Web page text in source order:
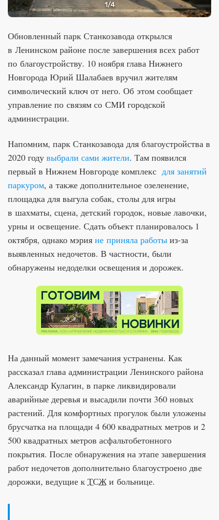
1/4
Обновленный парк Станкозавода открылся
в Ленинском районе после завершения всех работ
по благоустройству. 10 ноября глава Нижнего
Новгорода Юрий Шалабаев вручил жителям
символический ключ от него. Об этом сообщает
управление по связям со СМИ городской
администрации.
Напомним, парк Станкозавода для благоустройства в
2020 году выбрали сами жители. Там появился
первый в Нижнем Новгороде комплекс для занятий
паркуром, а также дополнительное озеленение,
площадка для выгула собак, столы для игры
в шахматы, сцена, детский городок, новые лавочки,
урны и освещение. Сдать объект планировалось 1
октября, однако мэрия не приняла работы из-за
выявленных недочетов. В частности, были
обнаружены недоделки освещения и дорожек.
На данный момент замечания устранены. Как
рассказал глава администрации Ленинского района
Александр Кулагин, в парке ликвидировали
аварийные деревья и высадили почти 360 новых
растений. Для комфортных прогулок были уложены
брусчатка на площади 4 600 квадратных метров и 2
500 квадратных метров асфальтобетонного
покрытия. После обнаружения на этапе завершения
работ недочетов дополнительно благоустроено две
дорожки, ведущие к ТСЖ и больнице.